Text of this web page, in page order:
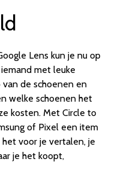
Lens kun je nu op
met leuke
de schoenen en
welke schoenen het
kosten. Met Circle to
of Pixel een item
voor je vertalen, je
je het koopt,